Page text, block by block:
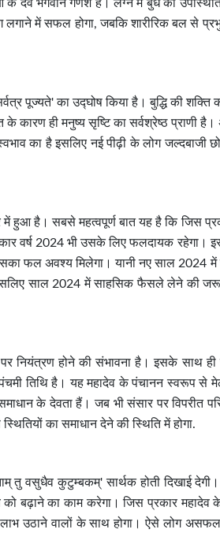
के देव भगवान गणेश हैं। लग्न में बुध की
लगाने में सफल होगा, जबकि शारीरिक बल से
पूज्यते' का उद्घोष किया है। बुद्धि की शक्ति
कारण ही मनुष्य सृष्टि का सर्वश्रेष्ठ प्राणी है।
का है इसलिए नई पीढ़ी के लोग जल्दबाजी
हुआ है। सबसे महत्वपूर्ण बात यह है कि जिस
वर्ष 2024 भी उसके लिए फलदायक रहेगा।
उसका फल अवश्य मिलेगा। यानी नए साल 2024
साल 2024 में साहसिक फैसले लेने की
नियंत्रण होने की संभावना है। इसके साथ
पंचमी तिथि है। यह महादेव के पंचानन स्वरूप से
के देवता हैं। जब भी संसार पर विपरीत
का समाधान देने की स्थिति में होगा.
तु वसुधैव कुटुम्बकम्' सार्थक होती दिखाई
बढ़ाने का काम करेगा। जिस प्रकार महादेव
उठाने वालों के साथ होगा। ऐसे लोग